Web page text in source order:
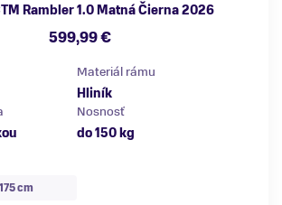
Rambler 1.0 Matná Čierna 2026
599,99 €
Materiál rámu
Hliník
Nosnosť
do 150 kg
cm